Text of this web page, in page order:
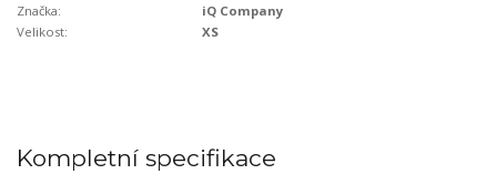
Značka:
iQ Company
Velikost:
XS
Kompletní specifikace